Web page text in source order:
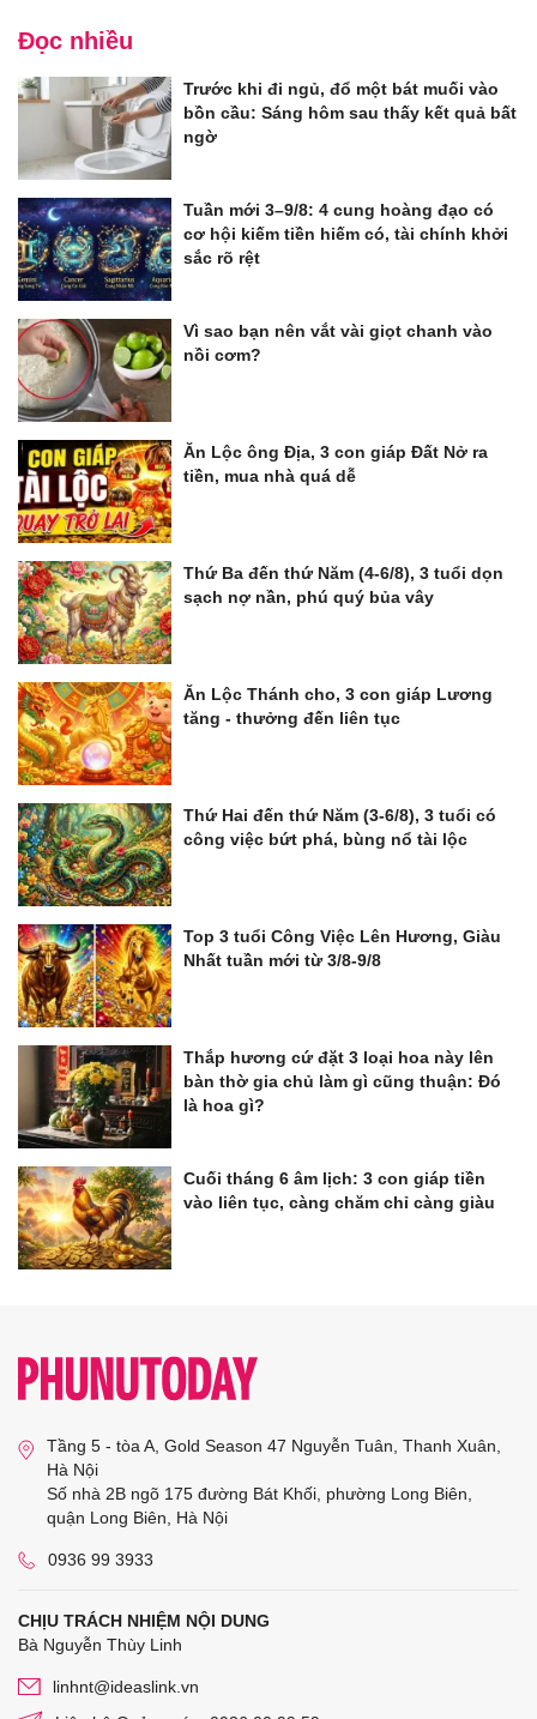
Đọc nhiều
Trước khi đi ngủ, đổ một bát muối vào
bồn cầu: Sáng hôm sau thấy kết quả bất
ngờ
Tuần mới 3–9/8: 4 cung hoàng đạo có
cơ hội kiếm tiền hiếm có, tài chính khởi
sắc rõ rệt
Vì sao bạn nên vắt vài giọt chanh vào
nồi cơm?
Ăn Lộc ông Địa, 3 con giáp Đất Nở ra
tiền, mua nhà quá dễ
Thứ Ba đến thứ Năm (4-6/8), 3 tuổi dọn
sạch nợ nần, phú quý bủa vây
Ăn Lộc Thánh cho, 3 con giáp Lương
tăng - thưởng đến liên tục
Thứ Hai đến thứ Năm (3-6/8), 3 tuổi có
công việc bứt phá, bùng nổ tài lộc
Top 3 tuổi Công Việc Lên Hương, Giàu
Nhất tuần mới từ 3/8-9/8
Thắp hương cứ đặt 3 loại hoa này lên
bàn thờ gia chủ làm gì cũng thuận: Đó
là hoa gì?
Cuối tháng 6 âm lịch: 3 con giáp tiền
vào liên tục, càng chăm chỉ càng giàu
Tầng 5 - tòa A, Gold Season 47 Nguyễn Tuân, Thanh Xuân,
Hà Nội
Số nhà 2B ngõ 175 đường Bát Khối, phường Long Biên,
quận Long Biên, Hà Nội
0936 99 3933
CHỊU TRÁCH NHIỆM NỘI DUNG
Bà Nguyễn Thùy Linh
linhnt@ideaslink.vn